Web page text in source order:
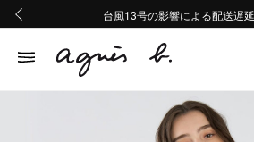
熊本地域地震の影響による配送遅
Summer Sale
台風13号の影響による配送遅
熊本地域地震の影響による配送遅
Summer Sale